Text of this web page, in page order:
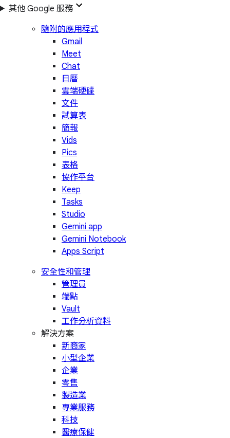
其他 Google 服務
隨附的應用程式
Gmail
Meet
Chat
日曆
雲端硬碟
文件
試算表
簡報
Vids
Pics
表格
協作平台
Keep
Tasks
Studio
Gemini app
Gemini Notebook
Apps Script
安全性和管理
管理員
端點
Vault
工作分析資料
解決方案
新商家
小型企業
企業
零售
製造業
專業服務
科技
醫療保健